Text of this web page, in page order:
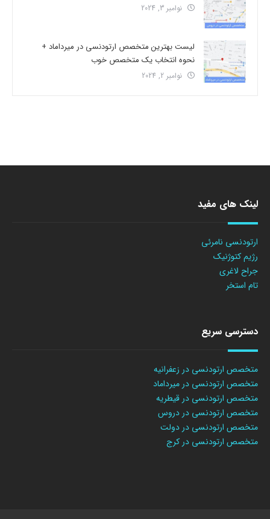
نوامبر 3, 2024
لیست بهترین متخصص ارتودنسی در میرداماد +
نحوه انتخاب یک متخصص خوب
نوامبر 2, 2024
لینک های مفید
ارتودنسی نامرئی
رژیم کتوژنیک
جراح لاغری
تام استخر
دسترسی سریع
متخصص ارتودنسی در زعفرانیه
متخصص ارتودنسی در میرداماد
متخصص ارتودنسی در قیطریه
متخصص ارتودنسی در دروس
متخصص ارتودنسی در دولت
متخصص ارتودنسی در کرج